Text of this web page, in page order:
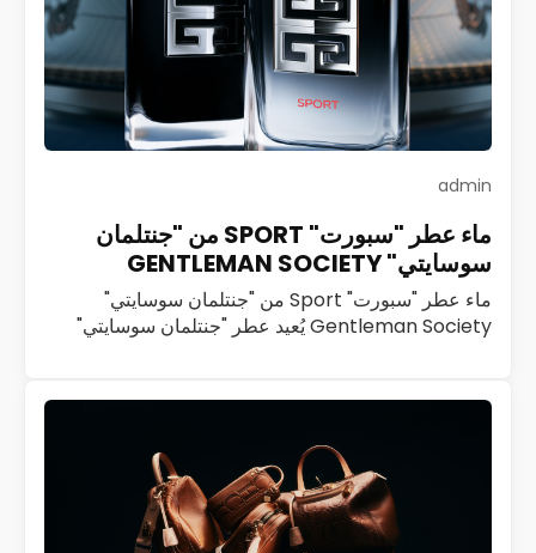
admin
ماء عطر "سبورت" SPORT من "جنتلمان
سوسايتي" GENTLEMAN SOCIETY
ماء عطر "سبورت" Sport من "جنتلمان سوسايتي"
Gentleman Society يُعيد عطر "جنتلمان سوسايتي"
2023 على تنمية هذا…
اقرأ المزيد